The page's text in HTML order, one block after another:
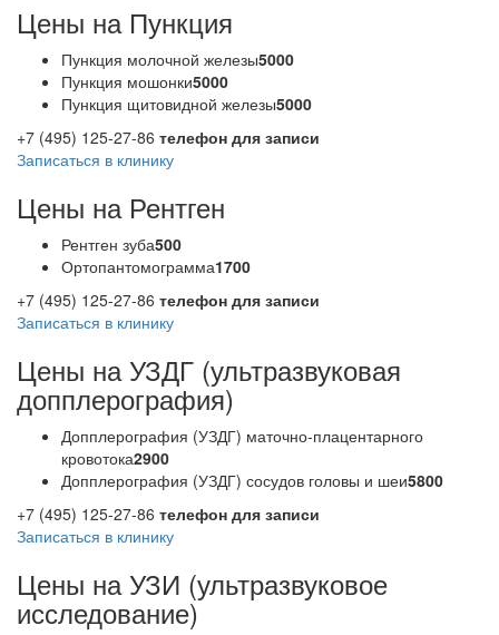
Цены на Пункция
Пункция молочной железы5000
Пункция мошонки5000
Пункция щитовидной железы5000
+7 (495) 125-27-86 телефон для записи
Записаться в клинику
Цены на Рентген
Рентген зуба500
Ортопантомограмма1700
+7 (495) 125-27-86 телефон для записи
Записаться в клинику
Цены на УЗДГ (ультразвуковая
допплерография)
Допплерография (УЗДГ) маточно-плацентарного
кровотока2900
Допплерография (УЗДГ) сосудов головы и шеи5800
+7 (495) 125-27-86 телефон для записи
Записаться в клинику
Цены на УЗИ (ультразвуковое
исследование)